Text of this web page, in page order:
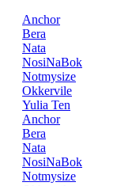
Anchor
Bera
Nata
NosiNaBok
Notmysize
Okkervile
Yulia Ten
Anchor
Bera
Nata
NosiNaBok
Notmysize